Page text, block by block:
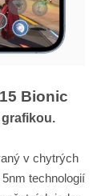
Bionic
grafikou.
v chytrých
technologií